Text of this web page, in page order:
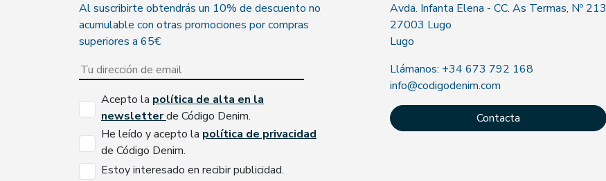
Al suscribirte obtendrás un 10% de descuento no
acumulable con otras promociones por compras
superiores a 65€
Acepto la política de alta en la
newsletterde Código Denim.
He leído y acepto la política de privacidad
de Código Denim.
Estoy interesado en recibir publicidad.
Avda. Infanta Elena - CC. As Termas, Nº 213
27003 Lugo
Lugo
Llámanos: +34 673 792 168
info@codigodenim.com
Contacta